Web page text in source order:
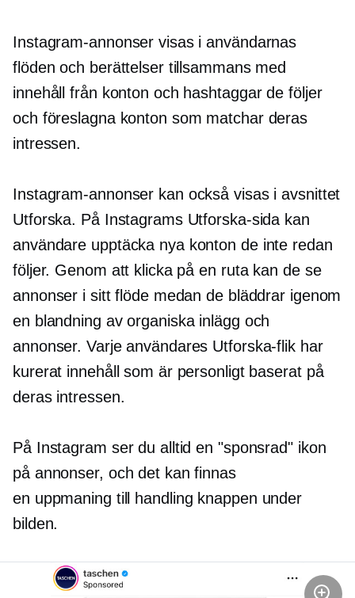
Instagram-annonser visas i användarnas
flöden och berättelser tillsammans med
innehåll från konton och hashtaggar de följer
och föreslagna konton som matchar deras
intressen.
Instagram-annonser kan också visas i avsnittet
Utforska. På Instagrams Utforska-sida kan
användare upptäcka nya konton de inte redan
följer. Genom att klicka på en ruta kan de se
annonser i sitt flöde medan de bläddrar igenom
en blandning av organiska inlägg och
annonser. Varje användares Utforska-flik har
kurerat innehåll som är personligt baserat på
deras intressen.
På Instagram ser du alltid en "sponsrad" ikon
på annonser, och det kan finnas
en uppmaning till handling knappen under
bilden.